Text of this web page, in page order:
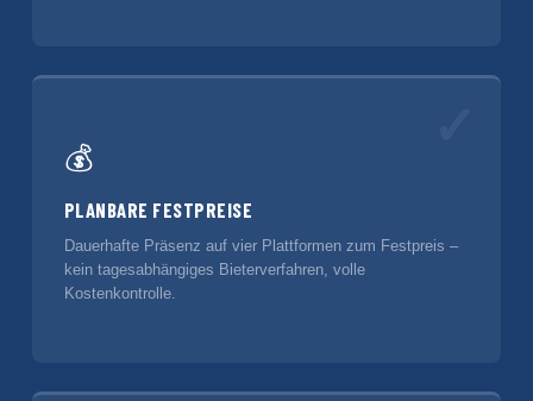
💰
PLANBARE FESTPREISE
Dauerhafte Präsenz auf vier Plattformen zum Festpreis –
kein tagesabhängiges Bieterverfahren, volle
Kostenkontrolle.